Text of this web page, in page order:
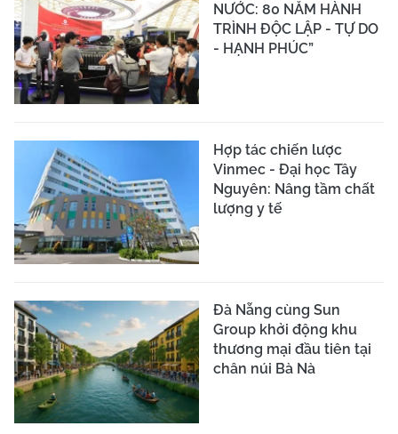
NƯỚC: 80 NĂM HÀNH
TRÌNH ĐỘC LẬP - TỰ DO
- HẠNH PHÚC”
Hợp tác chiến lược
Vinmec - Đại học Tây
Nguyên: Nâng tầm chất
lượng y tế
Đà Nẵng cùng Sun
Group khởi động khu
thương mại đầu tiên tại
chân núi Bà Nà